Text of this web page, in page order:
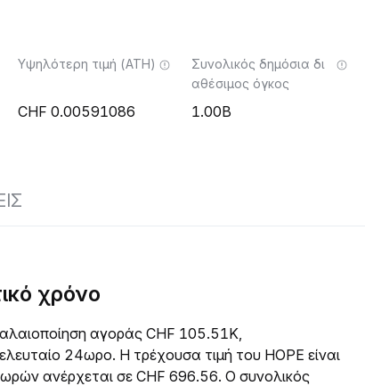
Υψηλότερη τιμή (ATH)
0.00591086
Συνολικός δημόσια δι
αθέσιμος όγκος
1.00B
χρόνο
αγοράς CHF 105.51K,
24ωρο. Η τρέχουσα τιμή του HOPE είναι
ανέρχεται σε CHF 696.56. Ο συνολικός